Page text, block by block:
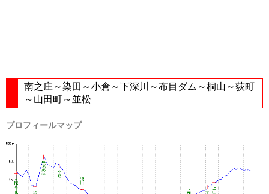
南之庄～染田～小倉～下深川～布目ダム～桐山～荻町
～山田町～並松
プロフィールマップ